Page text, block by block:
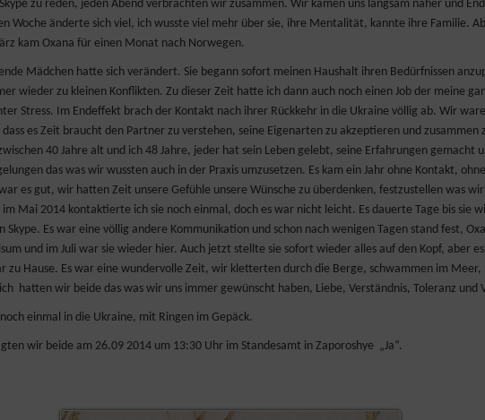
zu reden, jeden Abend verbrachten wir zusammen. Wir kamen uns langsam näher und
Woche änderte sich viel, ich wusste viel mehr über sie, ihre Mentalität, kannte ihre Familie.
kam Oxana für einen Monat nach Norwegen.
Mädchen hatte sich verändert. Sie begann sofort meinen Haushalt ihren Bedürfnissen
wieder zu kleinen Konflikten. Zu dieser Zeit hatte ich dann auch noch einen Job der meine
Stress. Im Endeffekt brach der Kontakt nach ihrer Rückkehr in die Ukraine völlig ab. Wir
es Zeit braucht den Partner zu verstehen, seine Eigenarten zu akzeptieren und zusammen
40 Jahre alt und ich 48 Jahre, jeder hat sein Leben gelebt, seine Erfahrungen gemacht
das was wir wussten auch in der Praxis umzusetzen. Es kam ein Jahr ohne Kontakt,
es gut, wir hatten Zeit unsere Gefühle unsere Wünsche zu überdenken, festzustellen was
im Mai 2014 kontaktierte ich sie noch einmal, doch es war nicht leicht. Es dauerte Tage bis sie
Skype. Es war eine völlig andere Kommunikation und schon nach wenigen Tagen stand fest,
und im Juli war sie wieder hier. Auch jetzt stellte sie sofort wieder alles auf den Kopf, aber
zu Hause. Es war eine wundervolle Zeit, wir kletterten durch die Berge, schwammen im
hatten wir beide das was wir uns immer gewünscht haben, Liebe, Verständnis, Toleranz und
einmal in die Ukraine, mit Ringen im Gepäck.
wir beide am 26.09 2014 um 13:30 Uhr im Standesamt in Zaporoshye „Ja“.